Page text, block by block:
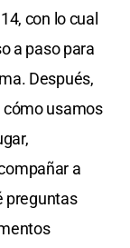
con lo cual
a paso para
Después,
cómo usamos
a
preguntas